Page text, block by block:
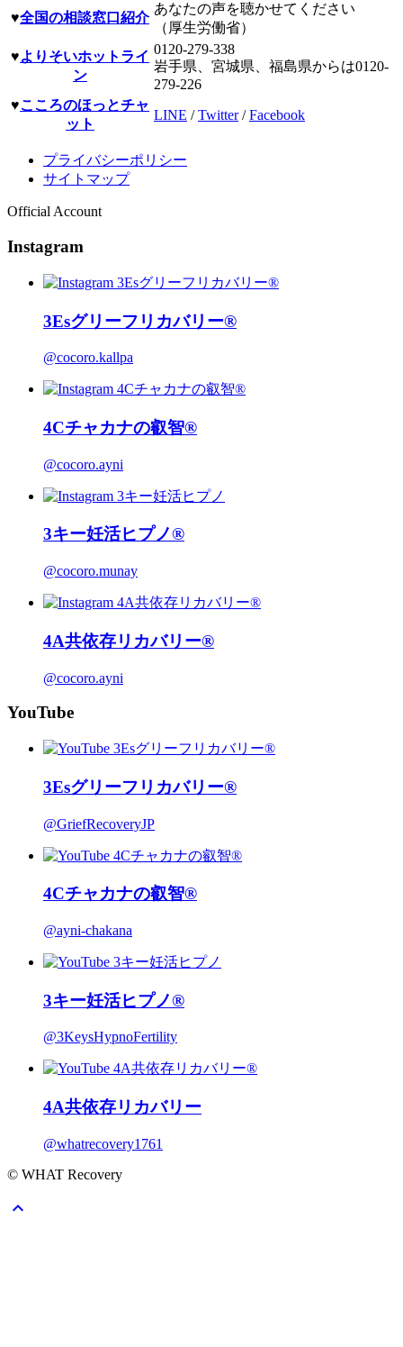
♥全国の相談窓口紹介
あなたの声を聴かせてください
（厚生労働省）
♥よりそいホットライ
ン
0120-279-338
岩手県、宮城県、福島県からは0120-
279-226
♥こころのほっとチャ
ット
LINE /Twitter/Facebook
プライバシーポリシー
サイトマップ
Official Account
Instagram
3Esグリーフリカバリー®
@cocoro.kallpa
4Cチャカナの叡智®
@cocoro.ayni
3キー妊活ヒプノ®
@cocoro.munay
4A共依存リカバリー®
@cocoro.ayni
YouTube
3Esグリーフリカバリー®
@GriefRecoveryJP
4Cチャカナの叡智®
@ayni-chakana
3キー妊活ヒプノ®
@3KeysHypnoFertility
4A共依存リカバリー
@whatrecovery1761
© WHAT Recovery
expand_less